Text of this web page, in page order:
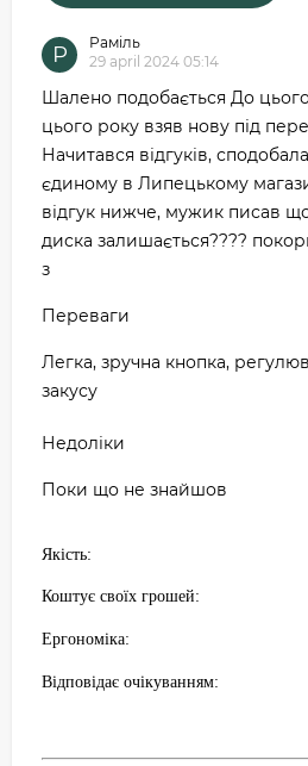
Р
Раміль
29 april 2024 05:14
Шалено подобається До
цього року взяв нову під
Начитався відгуків,
єдиному в Липецькому
відгук нижче, мужик писав
диска залишається????
з
Переваги
Легка, зручна кнопка,
закусу
Недоліки
Поки що не знайшов
Якість:
Коштує своїх грошей:
Ергономіка:
Відповідає очікуванням: